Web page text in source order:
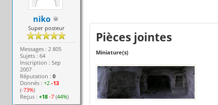
niko
Super posteur
Messages : 2 805
Sujets : 64
Inscription : Sep
2007
Réputation :0
Donnés :+2 -13
(-73%)
Reçus :+18 -7 (44%)
Pièces jointes
Miniature(s)